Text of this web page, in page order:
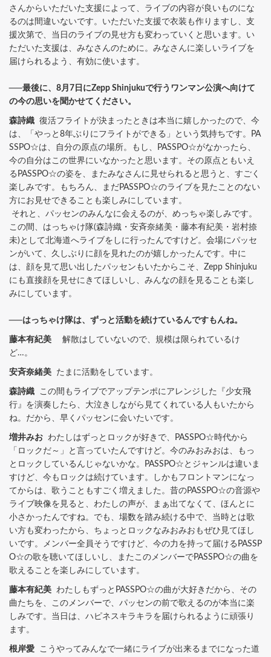
さんからいただいた支援によって、ライブの内容が良いものにな
るのは間違いないです。いただいた支援で衣装も作りますし、支
援次第で、当日のライブの見せ方も変わっていくと思います。い
ただいた支援は、みなさんのために。みなさんに楽しいライブを
届けられるよう、有効に使います。
──最後に、8月7日にZepp Shinjukuで行うワンマン公演へ向けて
の今の思いを聞かせてください。
森詩織 復活フライトが決まったときは本当に嬉しかったので、今
は、「やっと8年ぶりにフライトができる」という気持ちです。PA
SSPO☆は、自分の原点の場所。もし、PASSPO☆がなかったら、
今の自分はこの世界にいなかったと思います。その原点ともいえ
るPASSPO☆の姿を、またみなさんに見せられると思うと、すごく
楽しみです。もちろん、まだPASSPO☆のライブを見たことのない
方にお見せできることも楽しみにしています。
それと、パッセンのみんなに会えるのが、めっちゃ楽しみです。
この間、はっちゃけ隊(森詩織・安斉奈緒美・藤本有紀美・岩村捺
未)として北海道へライブをしに行ったんですけど。会場にパッセ
ンがいて、久しぶりに顔を見れたのが嬉しかったんです。中に
は、顔を見て思い出したパッセンもいたからこそ、Zepp Shinjuku
にも直接顔を見せにきてほしいし、みんなの顔を見ることも楽し
みにしています。
──はっちゃけ隊は、ずっと活動を続けているんですもんね。
藤本有紀美 解散はしていないので、規模は限られているけ
ど…。
安斉奈緒美 たまに活動をしています。
森詩織 この間もライブでアップテンポにアレンジした『少女飛
行』を演奏したら、大泣きしながら見てくれている人もいたから
ね。だから、早くパッセンに会いたいです。
増井みお わたしはずっとロックが好きで、PASSPO☆時代から
「ロックだ～」と言っていたんですけど。今のみおみおは、もっ
とロックしているんじゃないかな。PASSPO☆とジャンルは違いま
すけど、今もロックは続けています。しかもフロントマンになっ
てからは、歌うこともすごく増えました。昔のPASSPO☆の音源や
ライブ映像を見ると、わたしの声が、まぁ出てなくて、ほんとに
小さかったんですね。でも、場数を踏み続ける中で、当時とは歌
い方も変わったから、ちょっとロックなみおみおもぜひ見てほし
いです。メンバー全員そうですけど、今の力を持って届けるPASSP
O☆の歌を聴いてほしいし、またこのメンバーでPASSPO☆の曲を
歌えることを楽しみにしています。
藤本有紀美 わたしもずっとPASSPO☆の曲が大好きだから、その
曲たちを、このメンバーで、パッセンの前で歌えるのが本当に楽
しみです。当日は、ハピネスキラキラを届けられるように頑張り
ます。
根岸愛 こうやってみんなで一緒にライブが出来るまでになった道